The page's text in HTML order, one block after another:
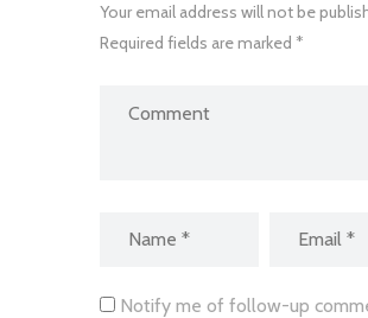
Your email address will not be
Required fields are marked *
Notify me of follow-up